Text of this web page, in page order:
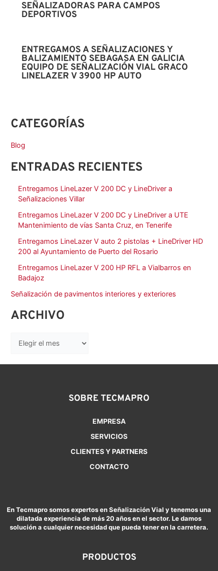
SEÑALIZADORAS PARA CAMPOS
DEPORTIVOS
ENTREGAMOS A SEÑALIZACIONES Y
BALIZAMIENTO SEBAGASA EN GALICIA
EQUIPO DE SEÑALIZACIÓN VIAL GRACO
LINELAZER V 3900 HP AUTO
CATEGORÍAS
Blog
ENTRADAS RECIENTES
Entregamos LineLazer V 200 DC y LineDriver a
Señalizaciones Villar
Entregamos LineLazer V 200 DC y LineDriver a UTE
Mantenimiento de vías Santa Cruz, en Tenerife
Entregamos LineLazer V auto 2 pistolas + LineDriver HD
200 al Ayuntamiento de Puerto del Rosario
Entregamos LineLazer V 200 HP RFL a Vialbarros en
Badajoz
Señalización de pavimentos interiores y exteriores
ARCHIVO
SOBRE TECMAPRO
EMPRESA
SERVICIOS
CLIENTES Y PARTNERS
CONTACTO
En Tecmapro somos expertos en Señalización Vial y tenemos una
dilatada experiencia de más 20 años en el sector. Le damos
solución a cualquier necesidad que pueda tener en la carretera.
PRODUCTOS